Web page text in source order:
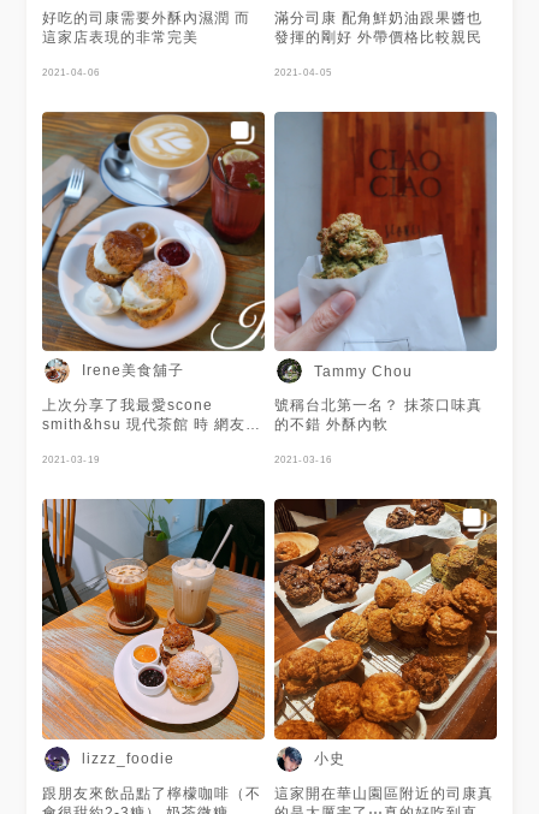
好吃的司康需要外酥內濕潤 而
這家店表現的非常完美
2021-04-06
滿分司康 配角鮮奶油跟果醬也
發揮的剛好 外帶價格比較親民
2021-04-05
Irene美食舖子
上次分享了我最愛scone
smith&hsu 現代茶館 時 網友分
舖) 所以我也找機會來了😊😊😊
間不大 生意非常好👍 櫃台前有
滿滿的scone 比較特別是這裡
的scone有分內用、外帶價（外
帶划算很多） ☕️熱拿鐵 🥤莓果
冰茶氣泡飲 用店內自製的果醬
搭配了冰茶跟氣泡飲 喝起來好
清爽 超適合夏天的 🍪招牌芋泥
scone 🍪焦糖海鹽scone 這裡
的scone上桌時 會先切半擠上
鮮奶油 旁邊再搭配店家自製的
果醬 招牌芋泥裡頭 吃得到芋泥
芋泥口感很綿滑 不會太甜膩 佐
著鮮奶油一起吃 我很喜歡 焦糖
海鹽吃得到鹹甜交錯的口味 這
裡的scone口感 是保有濕潤度
我喜歡的那種 但我覺得裡頭有
餡料的 可以單吃就好 不用再加
2021-03-19
Tammy Chou
號稱台北第一名？ 抹茶口味真
的不錯 外酥內軟
2021-03-16
lizzz_foodie
跟朋友來飲品點了檸檬咖啡（不
小史
這家開在華山園區附近的司康真